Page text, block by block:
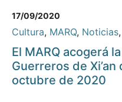
17/09/2020
Cultura, MARQ, Noticias,
El MARQ acogerá
Guerreros de
octubre de 2020